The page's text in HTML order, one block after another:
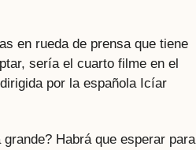
en rueda de prensa que tiene
sería el cuarto filme en el
por la española Icíar
Habrá que esperar para